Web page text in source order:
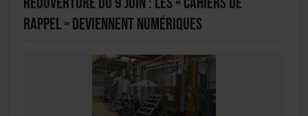
rappel » deviennent numériques